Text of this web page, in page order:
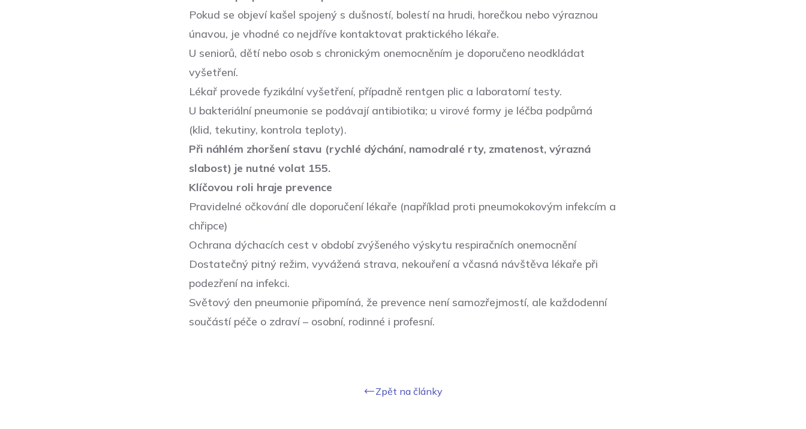
Pokud se objeví kašel spojený s dušností, bolestí na hrudi, horečkou nebo výraznou
únavou, je vhodné co nejdříve kontaktovat praktického lékaře.
U seniorů, dětí nebo osob s chronickým onemocněním je doporučeno neodkládat
vyšetření.
Lékař provede fyzikální vyšetření, případně rentgen plic a laboratorní testy.
U bakteriální pneumonie se podávají antibiotika; u virové formy je léčba podpůrná
(klid, tekutiny, kontrola teploty).
Při náhlém zhoršení stavu (rychlé dýchání, namodralé rty, zmatenost, výrazná
slabost) je nutné volat 155.
Klíčovou roli hraje prevence
Pravidelné očkování dle doporučení lékaře (například proti pneumokokovým infekcím a
chřipce)
Ochrana dýchacích cest v období zvýšeného výskytu respiračních onemocnění
Dostatečný pitný režim, vyvážená strava, nekouření a včasná návštěva lékaře při
podezření na infekci.
Světový den pneumonie připomíná, že prevence není samozřejmostí, ale každodenní
součástí péče o zdraví – osobní, rodinné i profesní.
Zpět na články